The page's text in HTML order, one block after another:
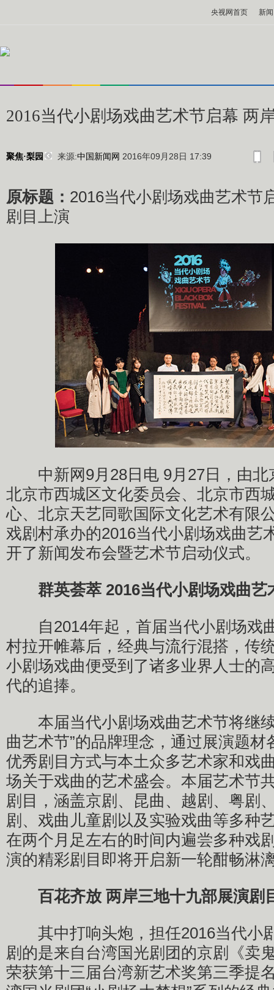
央视网首页 新闻
2016当代小剧场戏曲艺术节启幕 两
聚焦·梨园 来源:中国新闻网 2016年09月28日 17:39
原标题： 2016当代小剧场戏曲艺术节
剧目上演
中新网9月28日电 9月27日，由北
北京市西城区文化委员会、北京市西
心、北京天艺同歌国际文化艺术有限
戏剧村承办的2016当代小剧场戏曲艺
开了新闻发布会暨艺术节启动仪式。
群英荟萃 2016当代小剧场戏曲艺
自2014年起，首届当代小剧场戏
村拉开帷幕后，经典与流行混搭，传
小剧场戏曲便受到了诸多业界人士的
代的追捧。
本届当代小剧场戏曲艺术节将继续
曲艺术节”的品牌理念，通过展演题
优秀剧目方式与本土众多艺术家和戏
场关于戏曲的艺术盛会。本届艺术节
剧目，涵盖京剧、昆曲、越剧、粤剧
剧、戏曲儿童剧以及实验戏曲等多种
在两个月足左右的时间内遍尝多种戏
演的精彩剧目即将开启新一轮酣畅淋
百花齐放 两岸三地十九部展演剧
其中打响头炮，担任2016当代小
剧的是来自台湾国光剧团的京剧《卖
荣获第十三届台湾新艺术奖第三季提